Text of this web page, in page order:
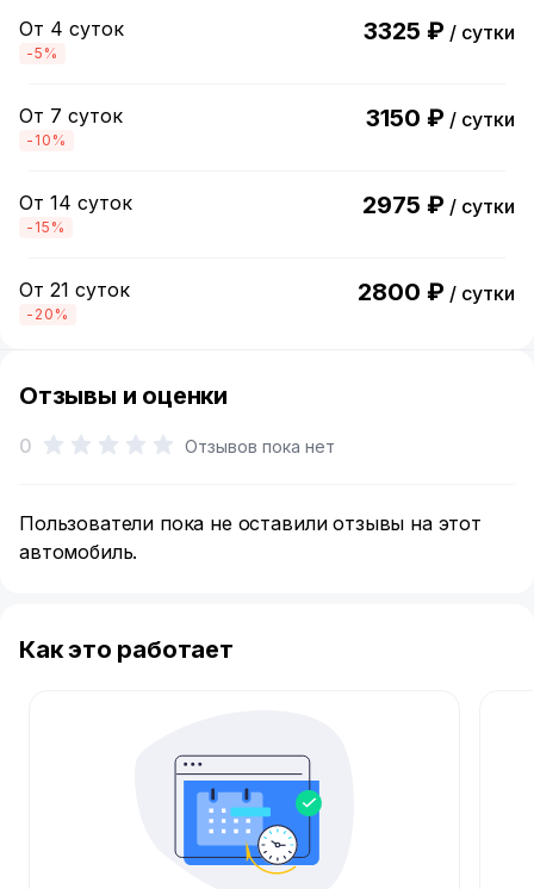
От 4 суток
-5%
3325 ₽ / сутки
От 7 суток
-10%
3150 ₽ / сутки
От 14 суток
-15%
2975 ₽ / сутки
От 21 суток
-20%
2800 ₽ / сутки
Отзывы и оценки
0 Отзывов пока нет
Пользователи пока не оставили отзывы на этот
автомобиль.
Как это работает